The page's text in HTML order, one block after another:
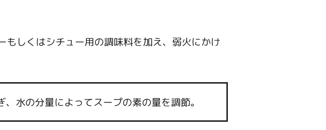
しくはシチュー用の調味料を加え、弱火にかけ
水の分量によってスープの素の量を調節。